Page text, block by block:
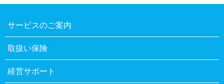
サービスのご案内
取扱い保険
経営サポート